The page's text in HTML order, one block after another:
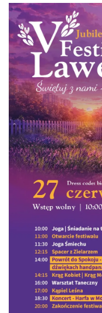
44. Rawa Blues
Katowice
5.73 km
Henryk
Katowice
5.73 km